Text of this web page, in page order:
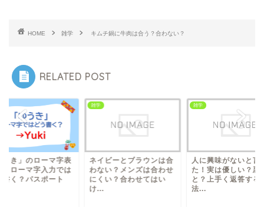
HOME 雑学 キムチ鍋に牛肉は合う？合わない？
RELATED POST
うき」のローマ字表
？ローマ字入力では
書く？パスポート
雑学
ネイビーとブラウンは合
わない？メンズは合わせ
にくい？合わせてはい
け...
雑学
人に興味がないと言
た！実は優しい？悪
と？上手く返答する
法...